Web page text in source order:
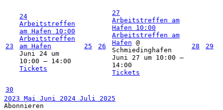
23
24
Arbeitstreffen
am Hafen 10:00
Arbeitstreffen
am Hafen
Juni 24 um
10:00 – 14:00
Tickets
25 26
27
Arbeitstreffen am
Hafen 10:00
Arbeitstreffen am
Hafen @
Schmiedinghafen
Juni 27 um 10:00 –
14:00
Tickets
28 29
30
2023 Mai Juni 2024 Juli 2025
Abonnieren